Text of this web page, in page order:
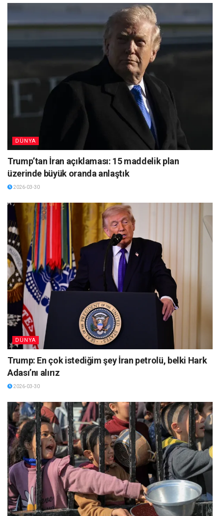
DÜNYA
Trump’tan İran açıklaması: 15 maddelik plan
üzerinde büyük oranda anlaştık
2026-03-30
DÜNYA
Trump: En çok istediğim şey İran petrolü, belki Hark
Adası’nı alırız
2026-03-30